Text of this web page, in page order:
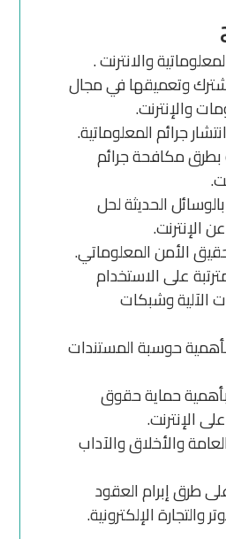
والانترنت .
وتعميقها في مجال
والإنترنت.
جرائم المعلوماتية.
بطرق مكافحة جرائم
الحديثة لحل
الإنترنت.
الأمن المعلوماتي.
على الاستخدام
الآلية وشبكات
حوسبة المستندات
حماية حقوق
الإنترنت.
والأخلاق والآداب
طرق إبرام العقود
والتجارة الإلكترونية.